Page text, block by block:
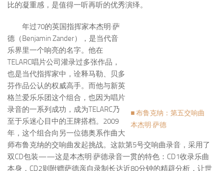
比的凝重感，是值得一听再听的优秀演绎。
■ 布鲁克纳：第五交响曲
本杰明·萨德
年过70的英国指挥家本杰明·萨
德（Benjamin Zander），是当代音
乐界里一个响亮的名字。他在
TELARC唱片公司灌录过多张作品，
也是当代指挥家中，诠释马勒、贝多
芬作品公认的权威高手。而他与新英
格兰爱乐乐团这个组合，也因为唱片
录音的一系列成功，成为TELARC乃
至于乐迷心目中的王牌搭档。2009
年，这个组合向另一位德奥系作曲大
师布鲁克纳的交响曲发起挑战。这款第5号交响曲录音，采用了
双CD包装——这是本杰明·萨德录音一贯的特色：CD1收录乐曲
本身，CD2则附赠萨德亲自录制长达近80分钟的精辟分析，让世